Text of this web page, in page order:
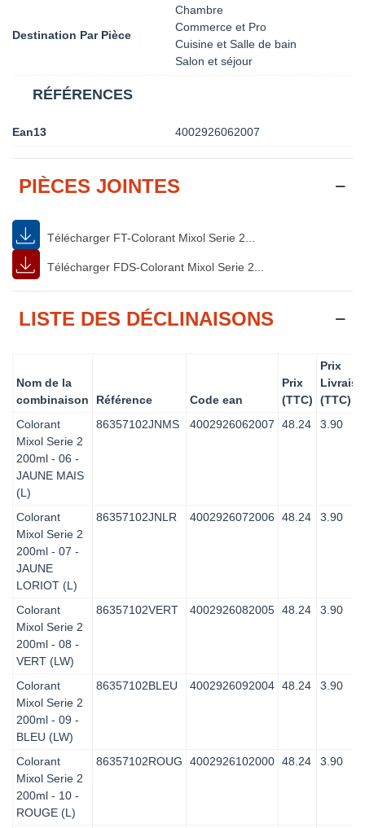
Destination Par Pièce
Chambre
Commerce et Pro
Cuisine et Salle de bain
Salon et séjour
RÉFÉRENCES
Ean13 4002926062007
PIÈCES JOINTES
Télécharger FT-Colorant Mixol Serie 2...
Télécharger FDS-Colorant Mixol Serie 2...
LISTE DES DÉCLINAISONS
Nom de la
combinaison
Référence Code ean
Prix
(TTC)
Prix
(TTC)
Colorant
Mixol Serie 2
200ml - 06 -
JAUNE MAIS
(L)
86357102JNMS 4002926062007 48.24 3.90
Colorant
Mixol Serie 2
200ml - 07 -
JAUNE
LORIOT (L)
86357102JNLR 4002926072006 48.24 3.90
Colorant
Mixol Serie 2
200ml - 08 -
VERT (LW)
86357102VERT 4002926082005 48.24 3.90
Colorant
Mixol Serie 2
200ml - 09 -
BLEU (LW)
86357102BLEU 4002926092004 48.24 3.90
Colorant
Mixol Serie 2
200ml - 10 -
ROUGE (L)
86357102ROUG 4002926102000 48.24 3.90